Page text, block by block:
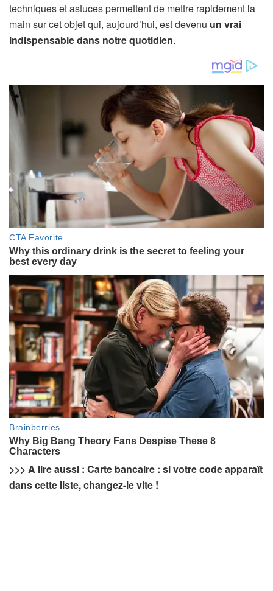
techniques et astuces permettent de mettre rapidement la
main sur cet objet qui, aujourd’hui, est devenu un vrai
indispensable dans notre quotidien.
>>> A lire aussi : Carte bancaire : si votre code apparaît
dans cette liste, changez-le vite !